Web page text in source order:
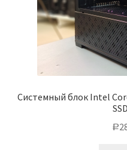
Системный блок Intel
Р